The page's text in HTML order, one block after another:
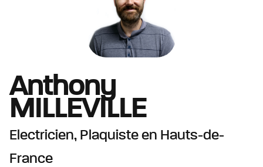
Anthony
MILLEVILLE
Electricien, Plaquiste en Hauts-de-
France